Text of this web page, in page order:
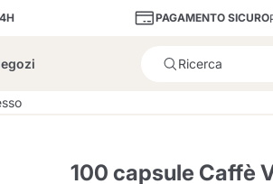
PAGAMENTO SICURO
100 capsule Caffè
Il prodotto è stato aggiunto